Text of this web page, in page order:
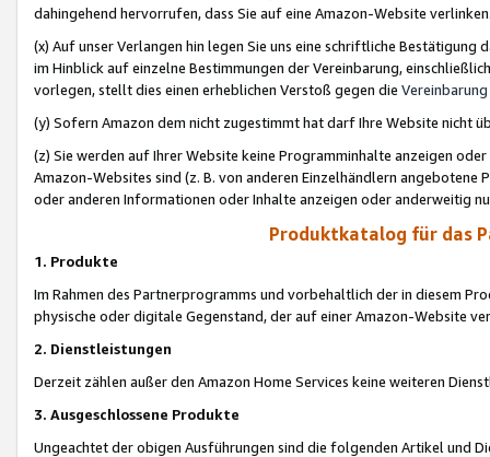
dahingehend hervorrufen, dass Sie auf eine Amazon-Website
(x) Auf unser Verlangen hin legen Sie uns eine schriftliche
im Hinblick auf einzelne Bestimmungen der Vereinbarung,
vorlegen, stellt dies einen erheblichen Verstoß gegen die Vereinbarung
(y) Sofern Amazon dem nicht zugestimmt hat darf Ihre Website nicht
(z) Sie werden auf Ihrer Website keine Programminhalte anzeigen
Amazon-Websites sind (z. B. von anderen Einzelhändlern
oder anderen Informationen oder Inhalte anzeigen oder anderweitig
Produktkatalog für das
1. Produkte
Im Rahmen des Partnerprogramms und vorbehaltlich der in diesem
physische oder digitale Gegenstand, der auf einer Amazon-Website
2. Dienstleistungen
Derzeit zählen außer den Amazon Home Services keine weiteren
3. Ausgeschlossene Produkte
Ungeachtet der obigen Ausführungen sind die folgenden Artikel und